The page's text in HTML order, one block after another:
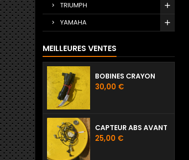
TRIUMPH
YAMAHA
MEILLEURES VENTES
BOBINES CRAYON
Prix
30,00 €
CAPTEUR ABS AVANT
Prix
25,00 €